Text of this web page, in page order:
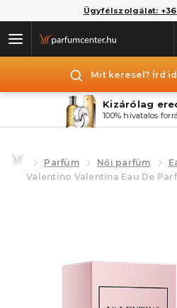
Ügyfélszolgálat:
Mit keresel? Írd
Kizárólag
100% hivatalos
Parfüm Női parfüm
Valentino Valentina Eau De